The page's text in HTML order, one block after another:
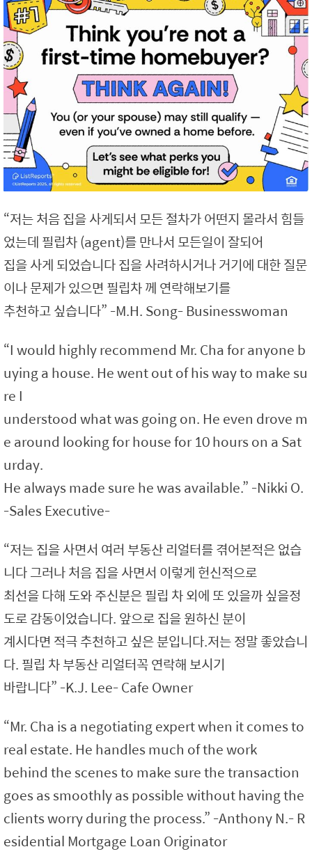
“저는 처음 집을 사게되서 모든 절차가 어떤지 몰라서 힘들
었는데 필립차 (agent)를 만나서 모든일이 잘되어
집을 사게 되었습니다 집을 사려하시거나 거기에 대한 질문
이나 문제가 있으면 필립차 께 연락해보기를
추천하고 싶습니다” -M.H. Song- Businesswoman
“I would highly recommend Mr. Cha for anyone b
uying a house. He went out of his way to make su
re I
understood what was going on. He even drove m
e around looking for house for 10 hours on a Sat
urday.
He always made sure he was available.” -Nikki O.
-Sales Executive-
“저는 집을 사면서 여러 부동산 리얼터를 겪어본적은 없습
니다 그러나 처음 집을 사면서 이렇게 헌신적으로
최선을 다해 도와 주신분은 필립 차 외에 또 있을까 싶을정
도로 감동이었습니다. 앞으로 집을 원하신 분이
계시다면 적극 추천하고 싶은 분입니다.저는 정말 좋았습니
다. 필립 차 부동산 리얼터꼭 연락해 보시기
바랍니다” -K.J. Lee- Cafe Owner
“Mr. Cha is a negotiating expert when it comes to
real estate. He handles much of the work
behind the scenes to make sure the transaction
goes as smoothly as possible without having the
clients worry during the process.” -Anthony N.- R
esidential Mortgage Loan Originator